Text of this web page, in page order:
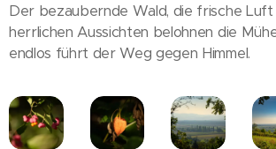
Der bezaubernde Wald, die frische Luft
herrlichen Aussichten belohnen die
endlos führt der Weg gegen Himmel.